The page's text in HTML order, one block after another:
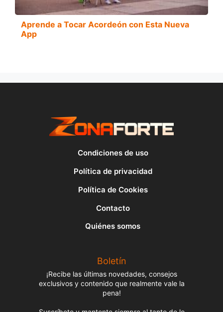
Aprende a Tocar Acordeón con Esta Nueva
App
Condiciones de uso
Política de privacidad
Política de Cookies
Contacto
Quiénes somos
Boletín
¡Recibe las últimas novedades, consejos
exclusivos y contenido que realmente vale la
pena!